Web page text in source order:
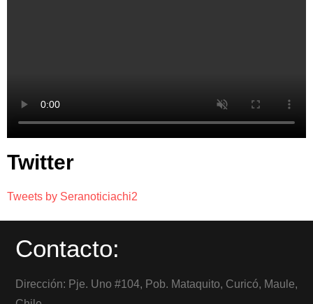
Twitter
Tweets by Seranoticiachi2
Contacto:
Dirección: Pje. Uno #104, Pob. Mataquito, Curicó, Maule,